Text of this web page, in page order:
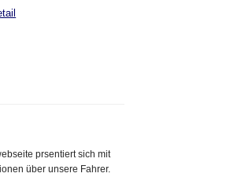
prsentiert sich mit
über unsere Fahrer.